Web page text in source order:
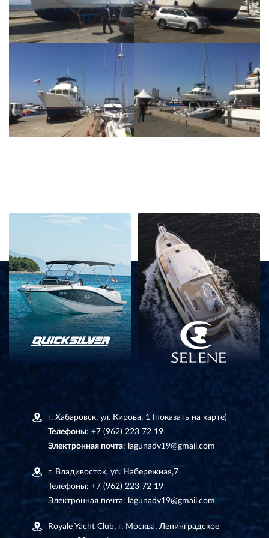
г. Хабаровск, ул. Кирова, 1 (показать на карте)
Телефоны: +7 (962) 223 72 19
Электронная почта: lagunadv19@gmail.com
г. Владивосток, ул. Набережная,7
Телефоны: +7 (962) 223 72 19
Электронная почта: lagunadv19@gmail.com
Royale Yacht Club, г. Москва, Ленинградское